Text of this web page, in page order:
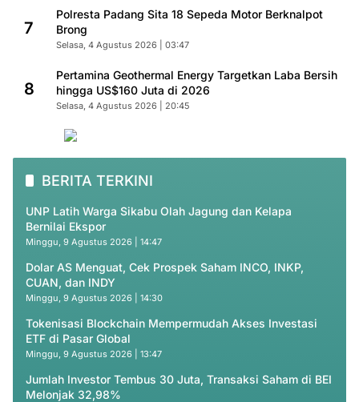
7
Polresta Padang Sita 18 Sepeda Motor Berknalpot
Brong
Selasa, 4 Agustus 2026 | 03:47
8
Pertamina Geothermal Energy Targetkan Laba Bersih
hingga US$160 Juta di 2026
Selasa, 4 Agustus 2026 | 20:45
BERITA TERKINI
UNP Latih Warga Sikabu Olah Jagung dan Kelapa
Bernilai Ekspor
Minggu, 9 Agustus 2026 | 14:47
Dolar AS Menguat, Cek Prospek Saham INCO, INKP,
CUAN, dan INDY
Minggu, 9 Agustus 2026 | 14:30
Tokenisasi Blockchain Mempermudah Akses Investasi
ETF di Pasar Global
Minggu, 9 Agustus 2026 | 13:47
Jumlah Investor Tembus 30 Juta, Transaksi Saham di BEI
Melonjak 32,98%